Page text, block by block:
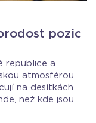
pozic
republice a
atmosférou
na desítkách
než kde jsou